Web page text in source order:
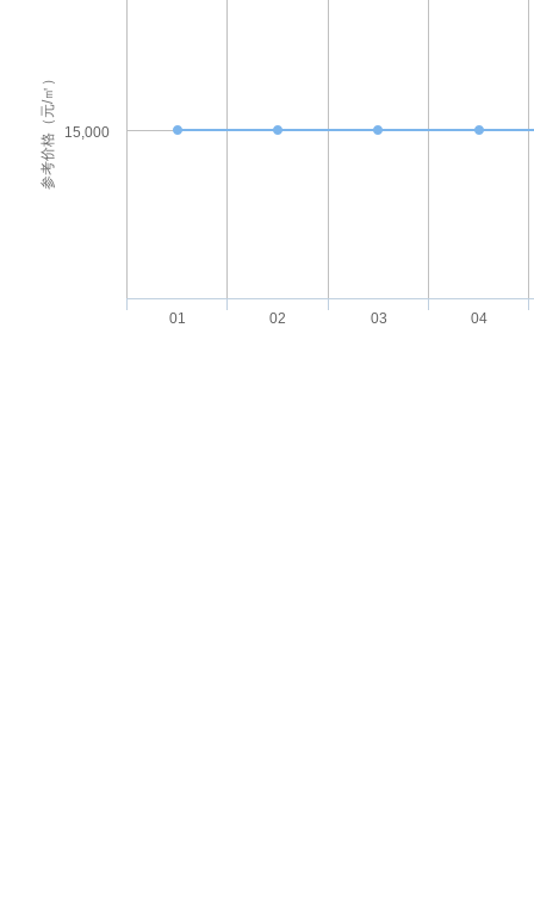
参考价格（元/㎡）
01 02 03 04
15,000